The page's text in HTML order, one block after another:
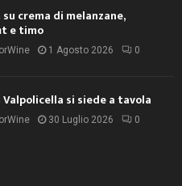
crema di melanzane,
e timo
1 Agosto 2026 0
Valpolicella si siede a tavola
30 Luglio 2026 0